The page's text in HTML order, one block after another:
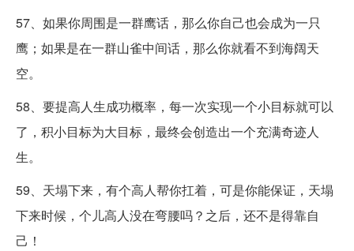
57、如果你周围是一群鹰话，那么你自己也会成为一只
鹰；如果是在一群山雀中间话，那么你就看不到海阔天
空。
58、要提高人生成功概率，每一次实现一个小目标就可以
了，积小目标为大目标，最终会创造出一个充满奇迹人
生。
59、天塌下来，有个高人帮你扛着，可是你能保证，天塌
下来时候，个儿高人没在弯腰吗？之后，还不是得靠自
己！